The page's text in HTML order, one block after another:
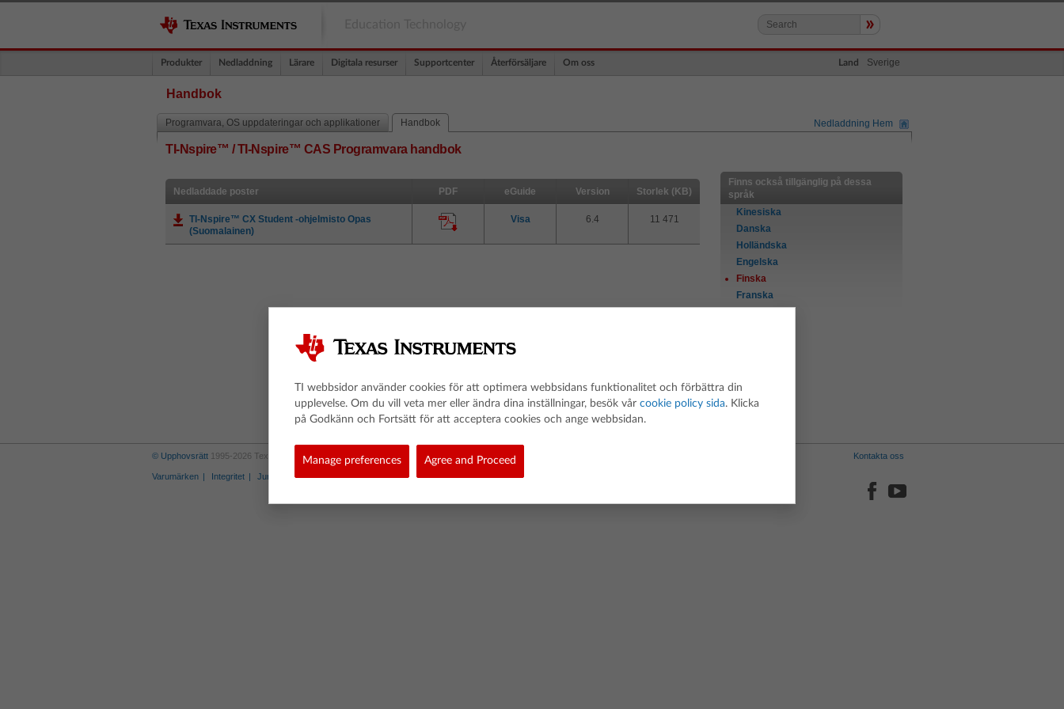
»
Produkter Nedladdning Lärare Digitala resurser Supportcenter Återförsäljare Om oss Land Sverige
Handbok
Programvara, OS uppdateringar och applikationer Handbok Nedladdning Hem
TI-Nspire™ / TI-Nspire™ CAS Programvara handbok
Nedladdade poster PDF eGuide Version Storlek (KB)
TI-Nspire™ CX Student -ohjelmisto Opas
(Suomalainen)
Visa 6.4 11 471
Finns också tillgänglig på dessa
språk
Kinesiska
Danska
Holländska
Engelska
Finska
Franska
© Upphovsrätt 1995-2026 Texas Instruments Incorporated. Alla rättigheter förbehållna.
Varumärken Integritet Juridisk information Policy för programvarudata Cookie Policy
Kontakta oss
TI webbsidor använder cookies för att optimera webbsidans funktionalitet och förbättra din
upplevelse. Om du vill veta mer eller ändra dina inställningar, besök vår cookie policy sida. Klicka
på Godkänn och Fortsätt för att acceptera cookies och ange webbsidan.
Manage preferences Agree and Proceed